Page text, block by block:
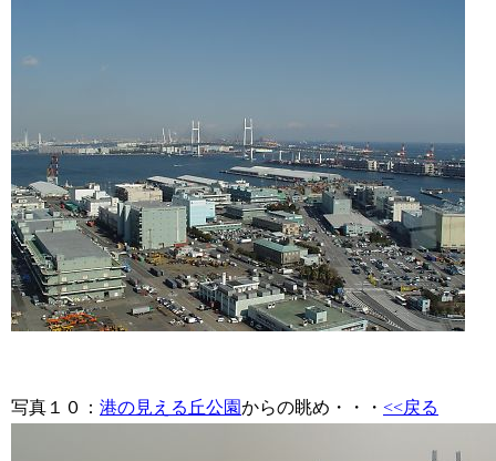
写真１０ ： 港の見える丘公園からの眺め・・・ <<戻る